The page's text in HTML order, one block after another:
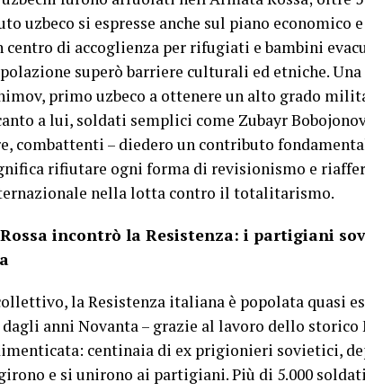
uzbeco si espresse anche sul piano economico
centro di accoglienza per rifugiati e bambini
superò barriere culturali ed etniche.
primo uzbeco a ottenere un alto grado
a lui, soldati semplici come Zubayr
combattenti – diedero un contributo
rifiutare ogni forma di revisionismo e
nella lotta contro il totalitarismo.
Rossa incontrò la Resistenza: i partigiani
la Resistenza italiana è popolata quasi
anni Novanta – grazie al lavoro dello storico
centinaia di ex prigionieri sovietici,
e si unirono ai partigiani. Più di 5.000